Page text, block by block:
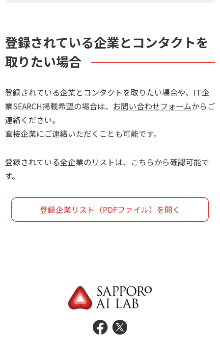
登録されている企業とコンタクトを
取りたい場合
登録されている企業とコンタクトを取りたい場合や、IT企
業SEARCH掲載希望の場合は、 お問い合わせフォームからご
連絡ください。
直接企業にご連絡いただくことも可能です。
登録されている全企業のリストは、こちらから確認可能で
す。
登録企業リスト（PDFファイル）を開く